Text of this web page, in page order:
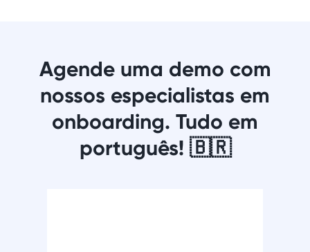
Agende uma demo com
nossos especialistas em
onboarding. Tudo em
português! 🇧🇷